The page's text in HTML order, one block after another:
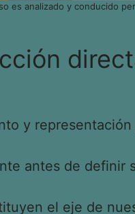
es analizado y conducido
y
antes de definir
el eje de